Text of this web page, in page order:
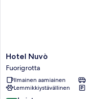
Hotel
Nuvò
Fuorigrotta
Hotel Nuvò
Fuorigrotta
Ilmainen aamiainen
Lemmikkiystävällinen